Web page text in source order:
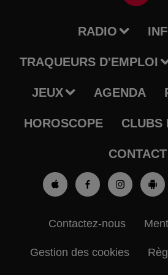
RADIO
TRAQUEURS D'EMPLOI
JEUX AGENDA
HOROSCOPE CLUBS
CONTACT
Contactez-nous
Gestion des cookies